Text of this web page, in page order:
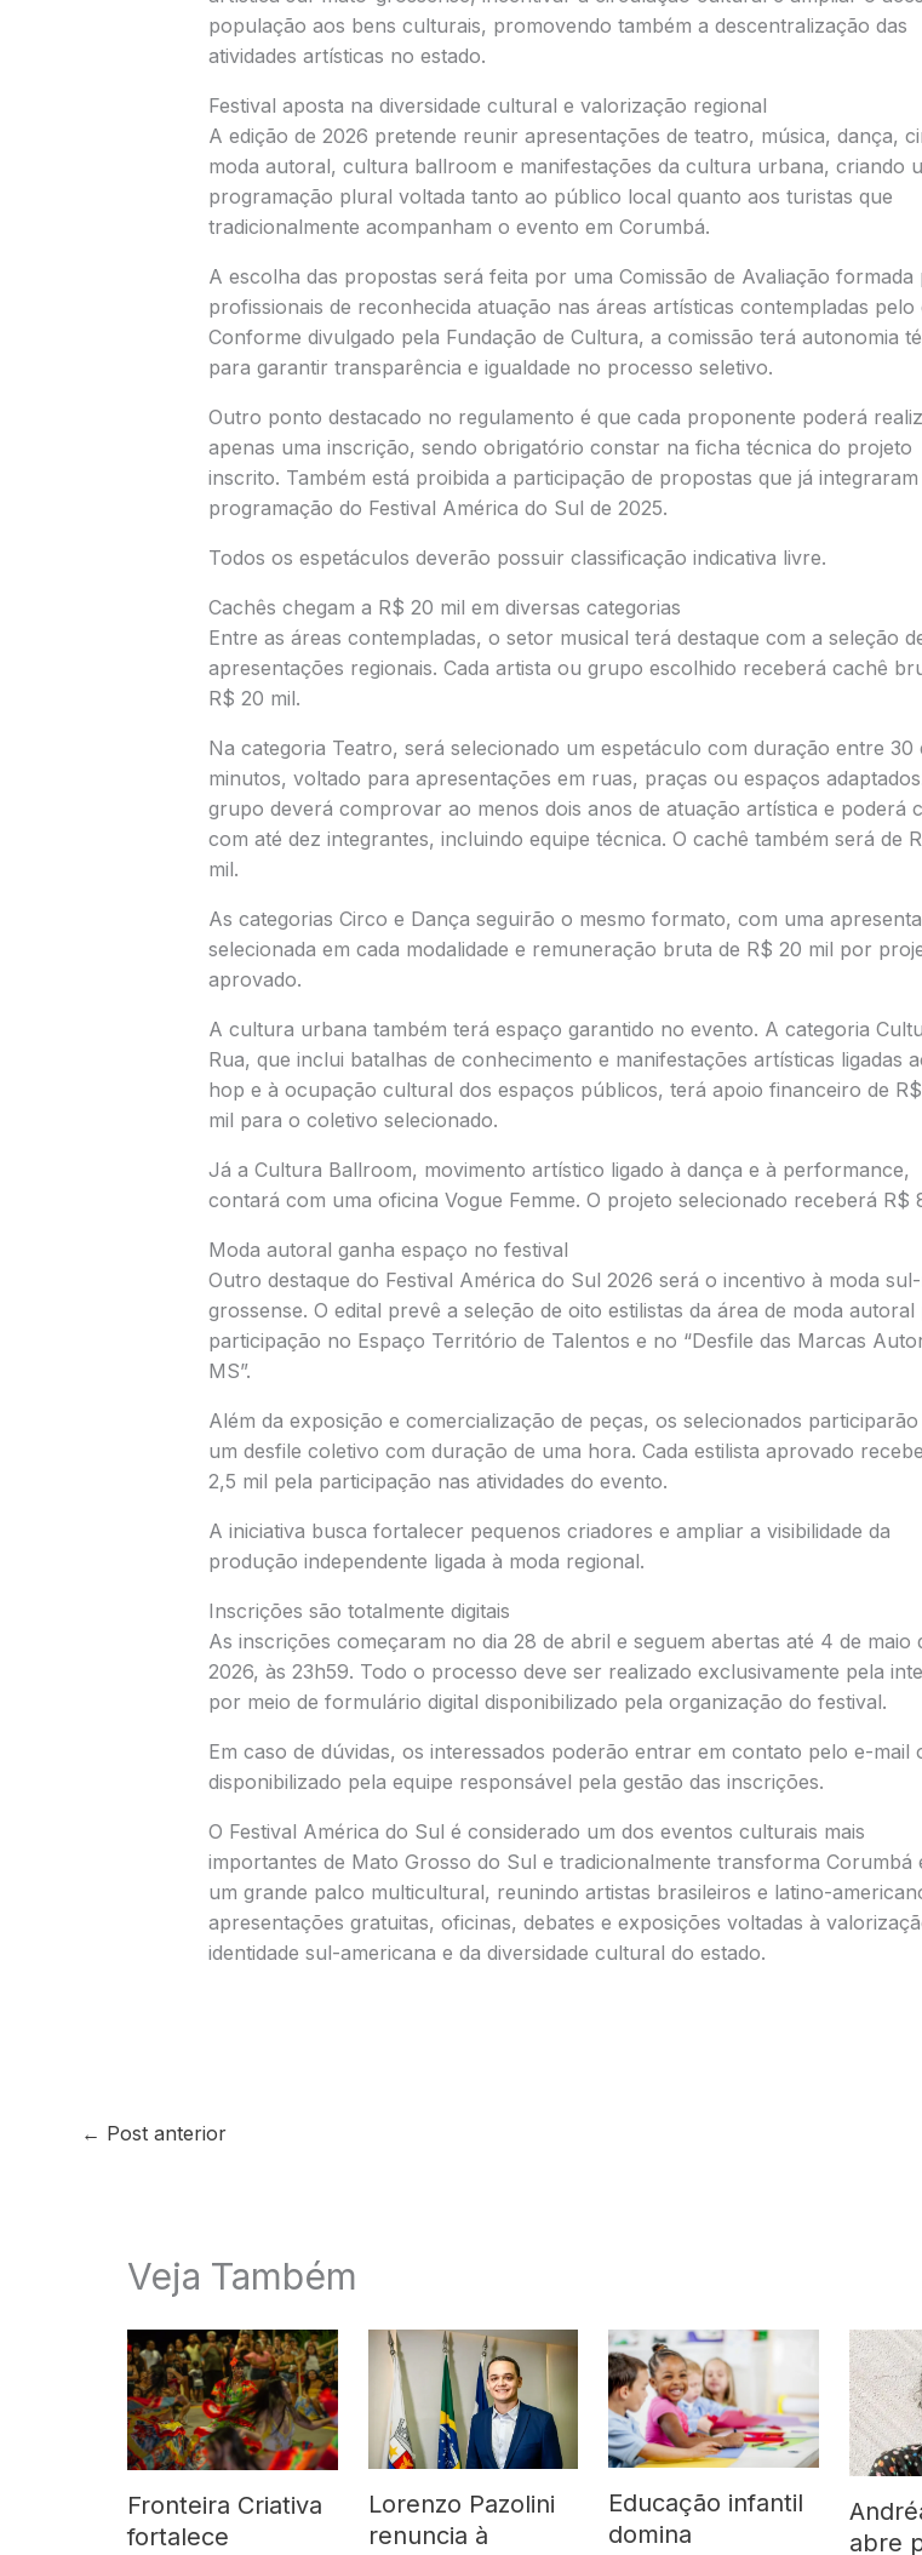
população aos bens culturais, promovendo também a descentralização das
atividades artísticas no estado.
Festival aposta na diversidade cultural e valorização regional
A edição de 2026 pretende reunir apresentações de teatro, música, dança,
moda autoral, cultura ballroom e manifestações da cultura urbana, criando
programação plural voltada tanto ao público local quanto aos turistas que
tradicionalmente acompanham o evento em Corumbá.
A escolha das propostas será feita por uma Comissão de Avaliação formada
profissionais de reconhecida atuação nas áreas artísticas contempladas pelo
Conforme divulgado pela Fundação de Cultura, a comissão terá autonomia
para garantir transparência e igualdade no processo seletivo.
Outro ponto destacado no regulamento é que cada proponente poderá
apenas uma inscrição, sendo obrigatório constar na ficha técnica do projeto
inscrito. Também está proibida a participação de propostas que já integraram
programação do Festival América do Sul de 2025.
Todos os espetáculos deverão possuir classificação indicativa livre.
Cachês chegam a R$ 20 mil em diversas categorias
Entre as áreas contempladas, o setor musical terá destaque com a seleção
apresentações regionais. Cada artista ou grupo escolhido receberá cachê
R$ 20 mil.
Na categoria Teatro, será selecionado um espetáculo com duração entre 30
minutos, voltado para apresentações em ruas, praças ou espaços
grupo deverá comprovar ao menos dois anos de atuação artística e poderá
com até dez integrantes, incluindo equipe técnica. O cachê também será de
mil.
As categorias Circo e Dança seguirão o mesmo formato, com uma
selecionada em cada modalidade e remuneração bruta de R$ 20 mil por
aprovado.
A cultura urbana também terá espaço garantido no evento. A categoria
Rua, que inclui batalhas de conhecimento e manifestações artísticas ligadas
hop e à ocupação cultural dos espaços públicos, terá apoio financeiro de
mil para o coletivo selecionado.
Já a Cultura Ballroom, movimento artístico ligado à dança e à performance,
contará com uma oficina Vogue Femme. O projeto selecionado receberá R$
Moda autoral ganha espaço no festival
Outro destaque do Festival América do Sul 2026 será o incentivo à moda
grossense. O edital prevê a seleção de oito estilistas da área de moda autoral
participação no Espaço Território de Talentos e no “Desfile das Marcas
MS”.
Além da exposição e comercialização de peças, os selecionados participarão
um desfile coletivo com duração de uma hora. Cada estilista aprovado
2,5 mil pela participação nas atividades do evento.
A iniciativa busca fortalecer pequenos criadores e ampliar a visibilidade da
produção independente ligada à moda regional.
Inscrições são totalmente digitais
As inscrições começaram no dia 28 de abril e seguem abertas até 4 de maio
2026, às 23h59. Todo o processo deve ser realizado exclusivamente pela
por meio de formulário digital disponibilizado pela organização do festival.
Em caso de dúvidas, os interessados poderão entrar em contato pelo e-mail
disponibilizado pela equipe responsável pela gestão das inscrições.
O Festival América do Sul é considerado um dos eventos culturais mais
importantes de Mato Grosso do Sul e tradicionalmente transforma Corumbá
um grande palco multicultural, reunindo artistas brasileiros e latino-
apresentações gratuitas, oficinas, debates e exposições voltadas à
identidade sul-americana e da diversidade cultural do estado.
← Post anterior
Veja Também
Fronteira Criativa
fortalece
Lorenzo Pazolini
renuncia à
Educação infantil
domina
abre